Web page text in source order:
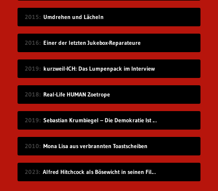
2015 Umdrehen und Lächeln
2016 Einer der letzten Jukebox-Reparateure
2019 kurzweil-ICH: Das Lumpenpack im Interview
2018 Real-Life HUMAN Zoetrope
2019 Sebastian Krumbiegel – Die Demokratie Ist Weiblich
2010 Mona Lisa aus verbrannten Toastscheiben
2023 Alfred Hitchcock als Bösewicht in seinen Filmen